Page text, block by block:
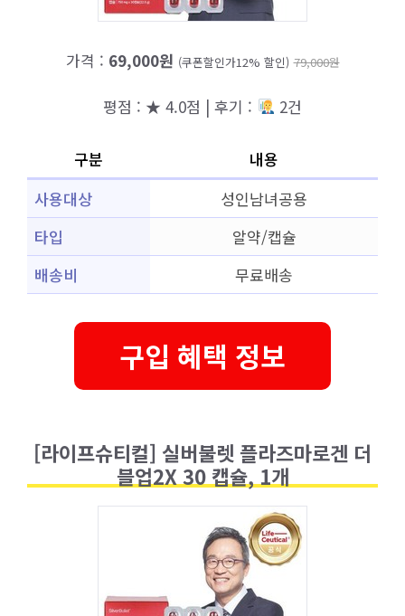
가격 : 69,000원 (쿠폰할인가12% 할인) 79,000원
평점 : ★ 4.0점 | 후기 : 2건
구분
내용
사용대상
성인남녀공용
타입
알약/캡슐
배송비
무료배송
구입 혜택 정보
[라이프슈티컬] 실버불렛 플라즈마로겐 더
블업2X 30 캡슐, 1개